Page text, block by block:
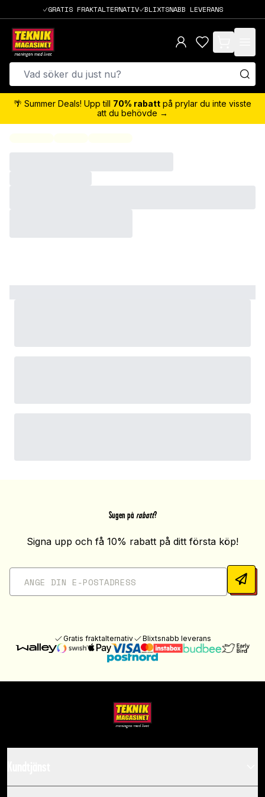
GRATIS FRAKTALTERNATIV BLIXTSNABB LEVERANS
items in cart,
🌴 Summer Deals! Upp till 70% rabatt på prylar du inte visste
att du behövde →
Sugen på rabatt?
Signa upp och få 10% rabatt på ditt första köp!
Gratis fraktalternativ Blixtsnabb leverans